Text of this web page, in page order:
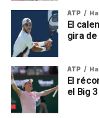
ATP
El
gira
ATP
El
el Big